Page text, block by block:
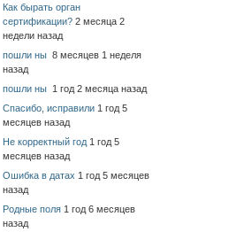
Как бырать орган
сертификации? 2 месяца 2
недели назад
пошли ны 8 месяцев 1 неделя
назад
пошли ны 1 год 2 месяца назад
Спасибо, исправили 1 год 5
месяцев назад
Не корректный год 1 год 5
месяцев назад
Ошибка в датах 1 год 5 месяцев
назад
Родные поля 1 год 6 месяцев
назад